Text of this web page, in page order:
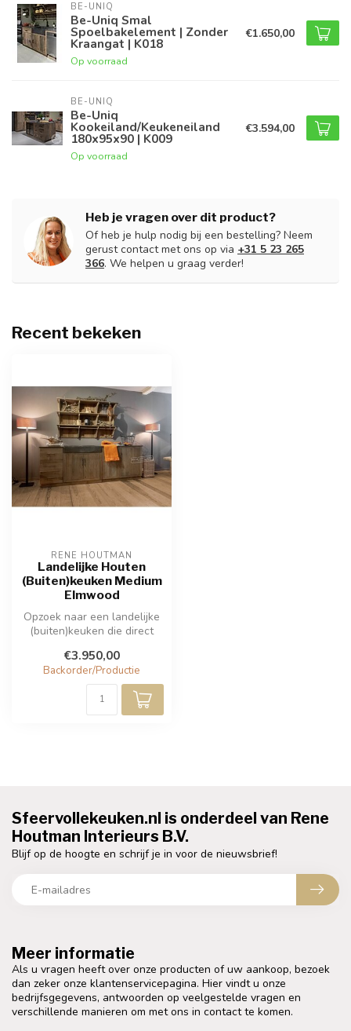
BE-UNIQ
Be-Uniq Smal
Spoelbakelement | Zonder
Kraangat | K018
Op voorraad
€1.650,00
BE-UNIQ
Be-Uniq
Kookeiland/Keukeneiland
180x95x90 | K009
Op voorraad
€3.594,00
Heb je vragen over dit product?
Of heb je hulp nodig bij een bestelling? Neem
gerust contact met ons op via +31 5 23 265
366. We helpen u graag verder!
Recent bekeken
RENE HOUTMAN
Landelijke Houten
(Buiten)keuken Medium
Elmwood
Opzoek naar een landelijke
(buiten)keuken die direct
€3.950,00
Backorder/Productie
Meer informatie
Als u vragen heeft over onze producten of uw aankoop, bezoek
dan zeker onze klantenservicepagina. Hier vindt u onze
bedrijfsgegevens, antwoorden op veelgestelde vragen en
verschillende manieren om met ons in contact te komen.
Sfeervollekeuken.nl is onderdeel van Rene
Houtman Interieurs B.V.
Blijf op de hoogte en schrijf je in voor de nieuwsbrief!